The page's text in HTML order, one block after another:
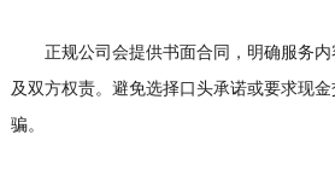
正规公司会提供书面合同，明确服务内
及双方权责。避免选择口头承诺或要求现
骗。